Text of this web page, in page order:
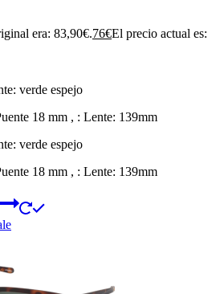
era: 83,90€.76€El precio actual es:
verde espejo
18 mm , : Lente: 139mm
verde espejo
18 mm , : Lente: 139mm